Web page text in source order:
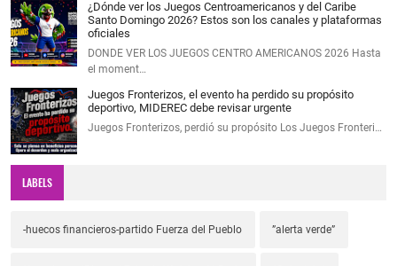
¿Dónde ver los Juegos Centroamericanos y del Caribe
Santo Domingo 2026? Estos son los canales y plataformas
oficiales
DONDE VER LOS JUEGOS CENTRO AMERICANOS 2026 Hasta
el moment…
Juegos Fronterizos, el evento ha perdido su propósito
deportivo, MIDEREC debe revisar urgente
Juegos Fronterizos, perdió su propósito Los Juegos Fronteri…
LABELS
-huecos financieros-partido Fuerza del Pueblo ”alerta verde”